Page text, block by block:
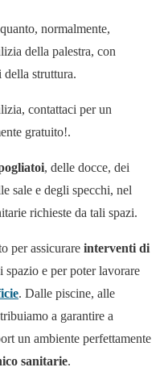
normalmente,
della palestra, con
struttura.
contattaci per un
gratuito!.
, delle docce, dei
sale e degli specchi, nel
richieste da tali spazi.
per assicurare interventi di
spazio e per poter lavorare
. Dalle piscine, alle
a garantire a
un ambiente perfettamente
sanitarie.